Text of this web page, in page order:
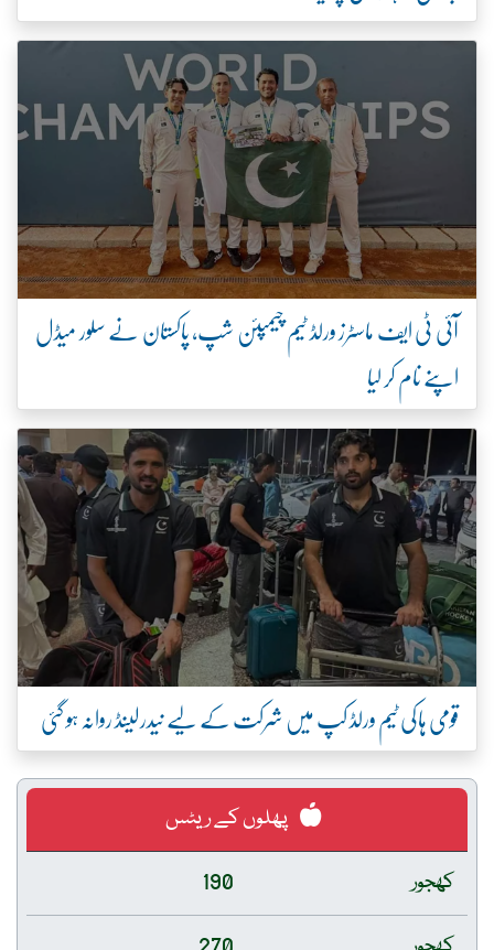
آئی ٹی ایف ماسٹرز ورلڈ ٹیم چیمپئن شپ، پاکستان نے سلور میڈل
اپنے نام کر لیا
قومی ہاکی ٹیم ورلڈ کپ میں شرکت کے لیے نیدرلینڈ روانہ ہو گئی
پھلوں کے ریٹس
کھجور
190